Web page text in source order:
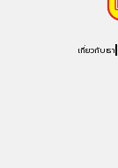
เกี่ยวกับเรา